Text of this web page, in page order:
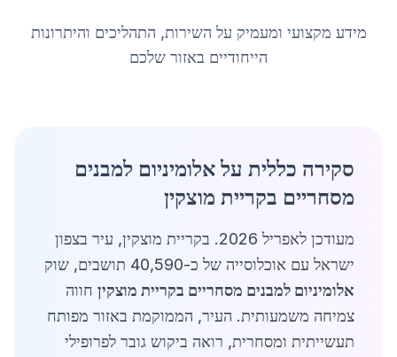
מידע מקצועי ומעמיק על השירות, התהליכים והיתרונות
הייחודיים באזור שלכם
סקירה כללית על אלומיניום למבנים
מסחריים בקריית מוצקין
מעודכן לאפריל 2026. בקריית מוצקין, עיר בצפון
ישראל עם אוכלוסייה של כ-40,590 תושבים, שוק
אלומיניום למבנים מסחריים בקריית מוצקין חווה
צמיחה משמעותית. העיר, הממוקמת באזור מפותח
תעשייתית ומסחרית, רואה ביקוש גובר לפרופילי